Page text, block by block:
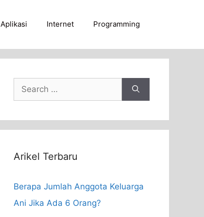
Aplikasi Internet Programming
Search
for:
Arikel Terbaru
Berapa Jumlah Anggota Keluarga
Ani Jika Ada 6 Orang?